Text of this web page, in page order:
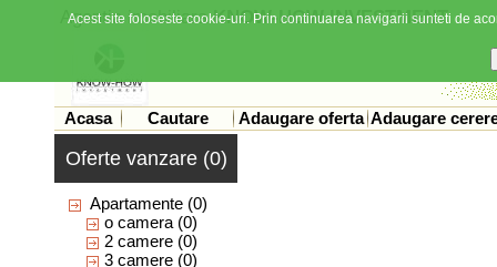
Agentia imobiliaraKNOW-HOW INVESTMENT
Acasa Cautare Adaugare oferta Adaugare
Oferte vanzare (0)
Apartamente (0)
o camera (0)
2 camere (0)
3 camere (0)
Acest site foloseste cookie-uri. Prin continuarea navigarii sunteti de